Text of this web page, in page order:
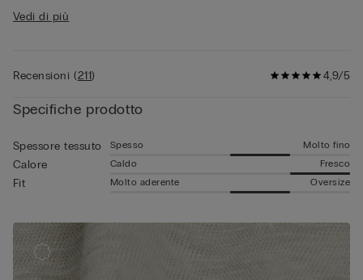
lunghe un capo altamente traspirante e termoregolatore,
perfetto da indossare anche sotto giacche leggere o sopra t-
• Il modello è alto 185 cm e indossa la taglia L
Vedi di più
4,9/5
Recensioni(211)
Specifiche prodotto
Spessore tessuto Spesso Molto fino
Calore Caldo Fresco
Fit Molto aderente Oversize